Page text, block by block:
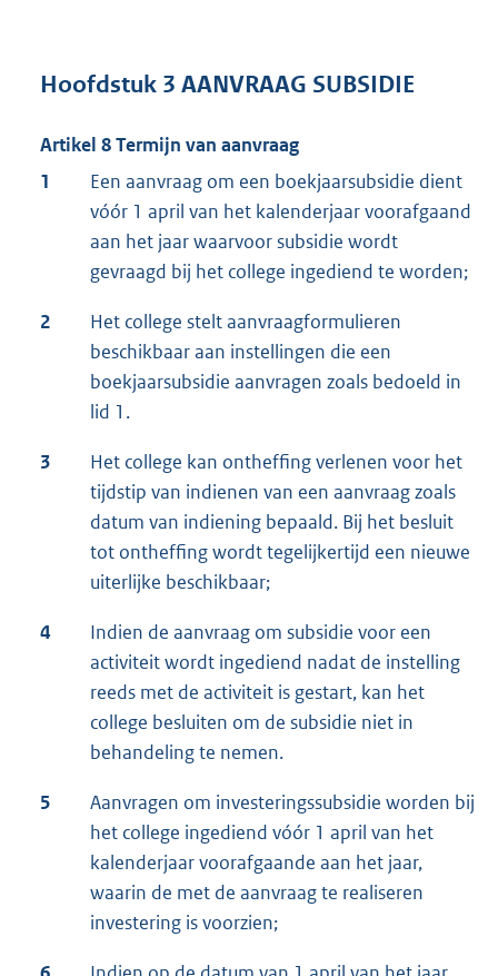
Hoofdstuk 3 AANVRAAG SUBSIDIE
Artikel 8 Termijn van aanvraag
1
Een aanvraag om een boekjaarsubsidie dient
vóór 1 april van het kalenderjaar voorafgaand
aan het jaar waarvoor subsidie wordt
gevraagd bij het college ingediend te worden;
2
Het college stelt aanvraagformulieren
beschikbaar aan instellingen die een
boekjaarsubsidie aanvragen zoals bedoeld in
lid 1.
3
Het college kan ontheffing verlenen voor het
tijdstip van indienen van een aanvraag zoals
datum van indiening bepaald. Bij het besluit
tot ontheffing wordt tegelijkertijd een nieuwe
uiterlijke beschikbaar;
4
Indien de aanvraag om subsidie voor een
activiteit wordt ingediend nadat de instelling
reeds met de activiteit is gestart, kan het
college besluiten om de subsidie niet in
behandeling te nemen.
5
Aanvragen om investeringssubsidie worden bij
het college ingediend vóór 1 april van het
kalenderjaar voorafgaande aan het jaar,
waarin de met de aanvraag te realiseren
investering is voorzien;